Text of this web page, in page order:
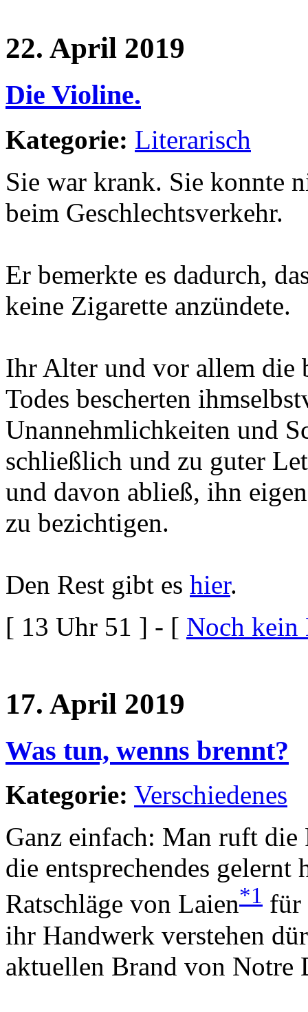
22. April 2019
Die Violine.
Kategorie: Literarisch
Sie war krank. Sie konnte
beim Geschlechtsverkehr.
Er bemerkte es dadurch,
keine Zigarette anzündete.
Ihr Alter und vor allem die
Todes bescherten
Unannehmlichkeiten und
schließlich und zu guter
und davon abließ, ihn
zu bezichtigen.
Den Rest gibt es hier.
[ 13 Uhr 51 ] - [ Noch kein
17. April 2019
Was tun, wenns brennt?
Kategorie: Verschiedenes
Ganz einfach: Man ruft die
die entsprechendes
Ratschläge von Laien*1 für
ihr Handwerk verstehen
aktuellen Brand von Notre